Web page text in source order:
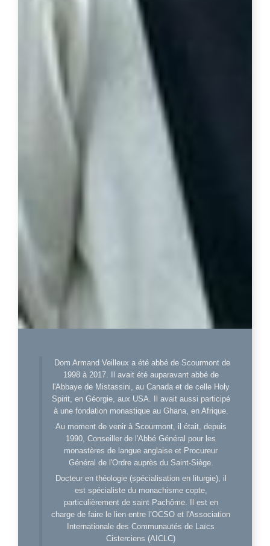
Dom Armand Veilleux a été abbé de Scourmont de
1998 à 2017. Il avait été auparavant abbé de
l'Abbaye de Mistassini, au Canada et de celle Holy
Spirit, en Géorgie, aux USA. Il avait aussi participé
à une fondation monastique au Ghana, en Afrique.
Au moment de venir à Scourmont, il était, depuis
1990, Conseiller de l'Abbé Général pour les
monastères de langue anglaise et Procureur
Général de l'Ordre auprès du Saint-Siège.
Docteur en théologie (spécialisation en liturgie), il
est spécialiste du monachisme copte,
particulièrement de saint Pachôme. Il est en
charge de faire le lien entre l’OCSO et l'Association
Internationale des Communautés de Laïcs
Cisterciens (AICLC)